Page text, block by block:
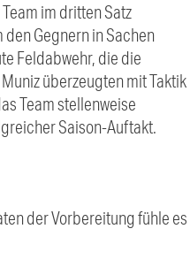
im dritten Satz
Gegnern in Sachen
Feldabwehr, die die
überzeugten mit Taktik
Team stellenweise
Saison-Auftakt.
der Vorbereitung fühle es